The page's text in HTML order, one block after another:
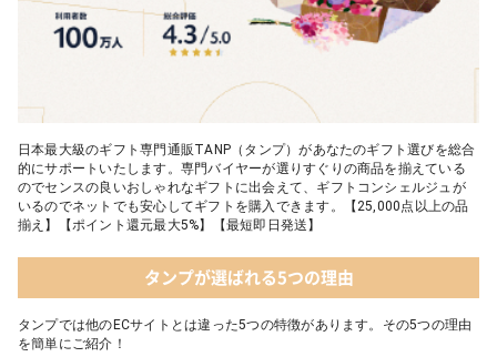
日本最大級のギフト専門通販TANP（タンプ）があなたのギフト選びを総合
的にサポートいたします。専門バイヤーが選りすぐりの商品を揃えている
のでセンスの良いおしゃれなギフトに出会えて、ギフトコンシェルジュが
いるのでネットでも安心してギフトを購入できます。【25,000点以上の品
揃え】【ポイント還元最大5%】【最短即日発送】
タンプが選ばれる5つの理由
タンプでは他のECサイトとは違った5つの特徴があります。その5つの理由
を簡単にご紹介！